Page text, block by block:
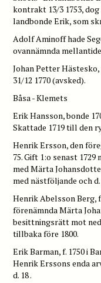
kontrakt 13/3 1753,
landbonde Erik, som
Adolf Aminoff hade
ovannämnda
Johan Petter
31/12 1770 (avsked).
Båsa - Klemets
Erik Hansson, bonde
Skattade 1719 till den
Henrik Ersson, den
75. Gift 1:o senast 1729
med Märta
med nästföljande och d.
Henrik Abelsson Berg,
förenämnda Märta
besittningsrätt mot
tillbaka före 1800.
Erik Barman, f. 1750 i
Henrik Erssons enda
d. 18 .